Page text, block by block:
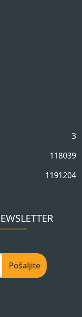
3
118039
1191204
Pošaljite